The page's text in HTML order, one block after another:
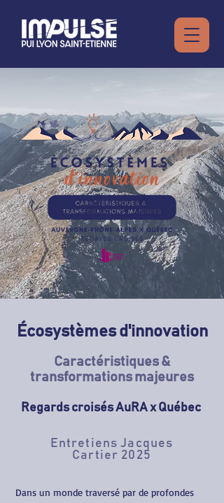
Écosystèmes d'innovation
Caractéristiques &
transformations majeures
Regards croisés AuRA x Québec
Entretiens Jacques
Cartier 2025
Dans un monde traversé par de profondes